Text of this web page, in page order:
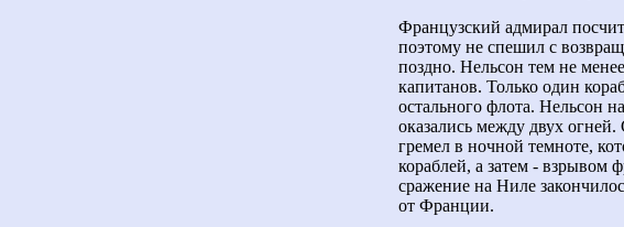
Французский адмирал
поэтому не спешил с
поздно. Нельсон тем не
капитанов. Только один
остального флота. Нельсон
оказались между двух огней.
гремел в ночной темноте,
кораблей, а затем - взрывом
сражение на Ниле
от Франции.